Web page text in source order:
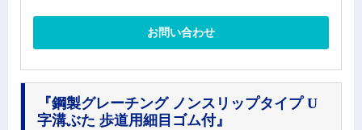
お問い合わせ
『鋼製グレーチング ノンスリップタイプ U
字溝ぶた 歩道用細目ゴム付』